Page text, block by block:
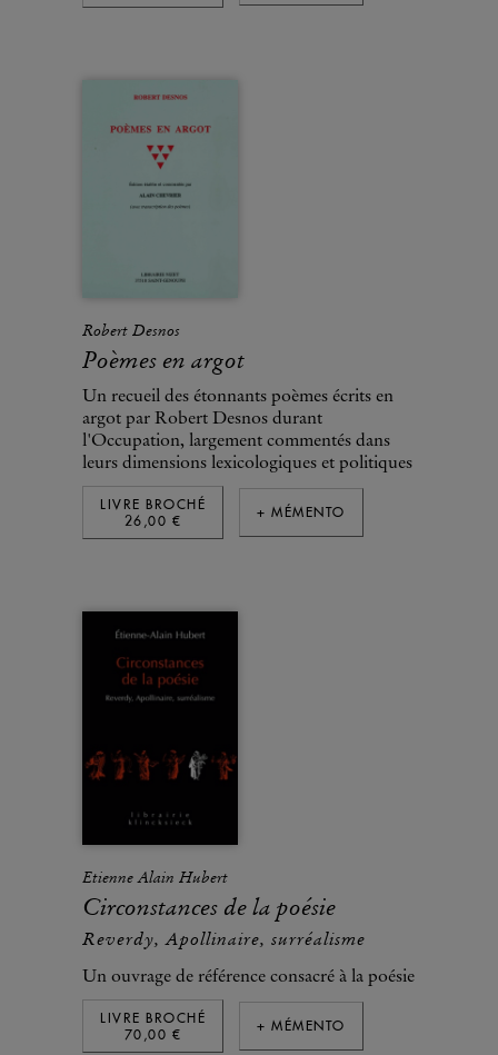
Robert Desnos
Poèmes en argot
Un recueil des étonnants poèmes écrits en
argot par Robert Desnos durant
l'Occupation, largement commentés dans
leurs dimensions lexicologiques et politiques
LIVRE BROCHÉ
26,00 €
+ MÉMENTO
Etienne Alain Hubert
Circonstances de la poésie
Reverdy, Apollinaire, surréalisme
Un ouvrage de référence consacré à la poésie
LIVRE BROCHÉ
70,00 €
+ MÉMENTO